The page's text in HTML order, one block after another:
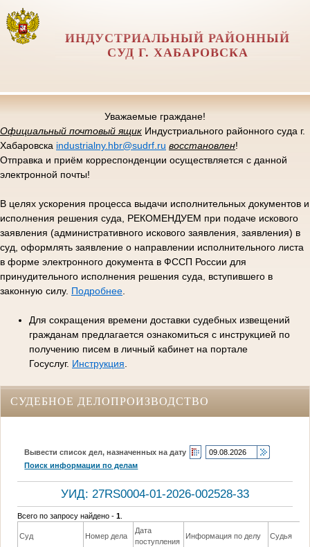
ИНДУСТРИАЛЬНЫЙ РАЙОННЫЙ
СУД Г. ХАБАРОВСКА
Уважаемые граждане!
Официальный почтовый ящик Индустриального районного суда г.
Хабаровска industrialny.hbr@sudrf.ru восстановлен!
Отправка и приём корреспонденции осуществляется с данной
электронной почты!
В целях ускорения процесса выдачи исполнительных документов и
исполнения решения суда, РЕКОМЕНДУЕМ при подаче искового
заявления (административного искового заявления, заявления) в
суд, оформлять заявление о направлении исполнительного листа
в форме электронного документа в ФССП России для
принудительного исполнения решения суда, вступившего в
законную силу. Подробнее
Для сокращения времени доставки судебных извещений
гражданам предлагается ознакомиться с инструкцией по
получению писем в личный кабинет на портале
Госуслуг. Инструкция
СУДЕБНОЕ ДЕЛОПРОИЗВОДСТВО
Вывести список дел, назначенных на дату
Поиск информации по делам
УИД: 27RS0004-01-2026-002528-33
Всего по запросу найдено -1
Суд Номер дела
Дата
поступления
Информация по делу Судья